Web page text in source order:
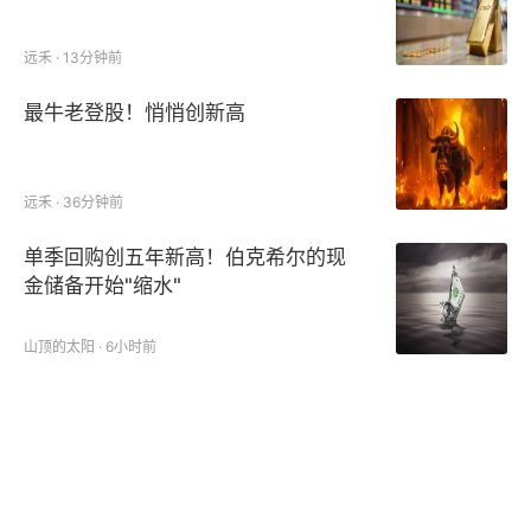
远禾 · 13分钟前
最牛老登股！悄悄创新高
远禾 · 36分钟前
单季回购创五年新高！伯克希尔的现
金储备开始"缩水"
山顶的太阳 · 6小时前